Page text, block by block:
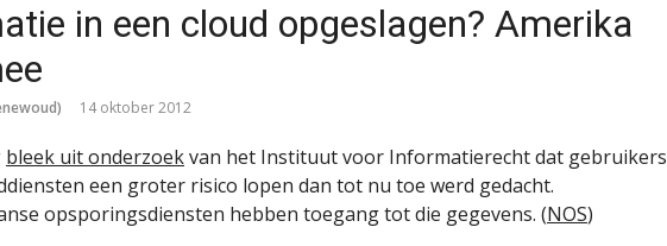
in een cloud opgeslagen? Amerika
14 oktober 2012
bleek uit onderzoekvan het Instituut voor Informatierecht dat gebruikers
een groter risico lopen dan tot nu toe werd gedacht.
opsporingsdiensten hebben toegang tot die gegevens. (NOS)